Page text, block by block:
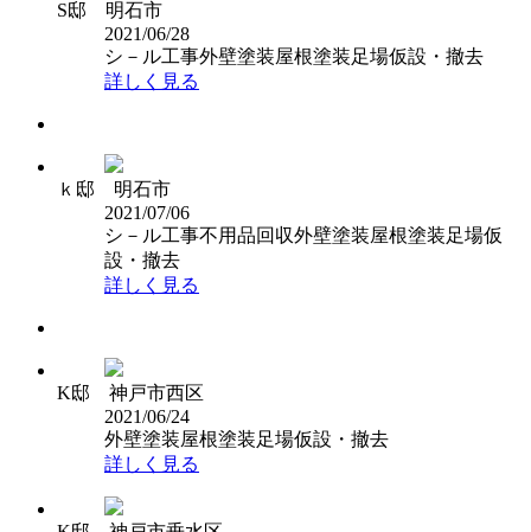
S邸 明石市
2021/06/28
シ－ル工事外壁塗装屋根塗装足場仮設・撤去
詳しく見る
ｋ邸 明石市
2021/07/06
シ－ル工事不用品回収外壁塗装屋根塗装足場仮
設・撤去
詳しく見る
K邸 神戸市西区
2021/06/24
外壁塗装屋根塗装足場仮設・撤去
詳しく見る